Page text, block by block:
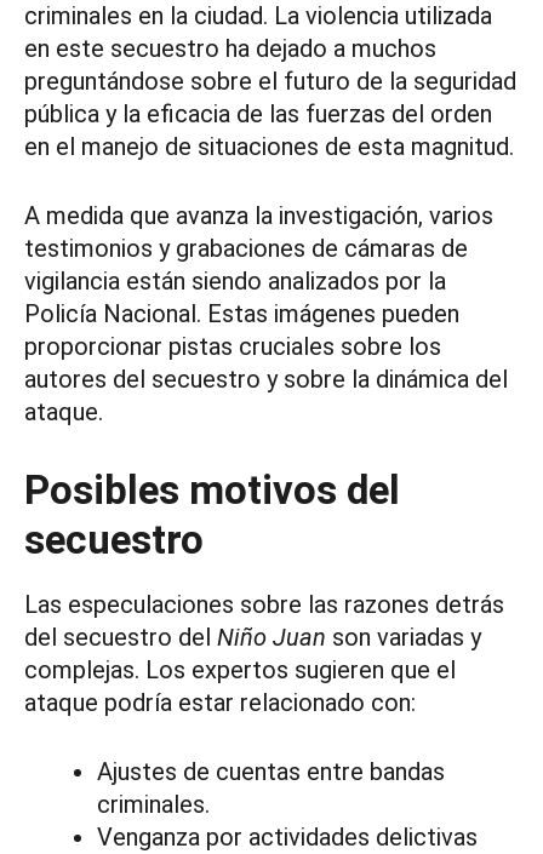
criminales en la ciudad. La violencia utilizada
en este secuestro ha dejado a muchos
preguntándose sobre el futuro de la seguridad
pública y la eficacia de las fuerzas del orden
en el manejo de situaciones de esta magnitud.
A medida que avanza la investigación, varios
testimonios y grabaciones de cámaras de
vigilancia están siendo analizados por la
Policía Nacional. Estas imágenes pueden
proporcionar pistas cruciales sobre los
autores del secuestro y sobre la dinámica del
ataque.
Posibles motivos del
secuestro
Las especulaciones sobre las razones detrás
del secuestro del Niño Juan son variadas y
complejas. Los expertos sugieren que el
ataque podría estar relacionado con:
Ajustes de cuentas entre bandas
criminales.
Venganza por actividades delictivas